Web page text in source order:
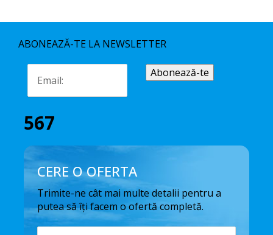
ABONEAZĂ-TE LA NEWSLETTER
567
CERE O OFERTA
Trimite-ne cât mai multe detalii pentru a
putea să îți facem o ofertă completă.